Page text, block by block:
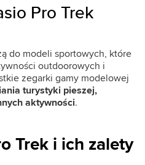
Pro Trek
do modeli sportowych, które
outdoorowych i
zegarki gamy modelowej
turystyki pieszej,
aktywności.
Trek i ich zalety